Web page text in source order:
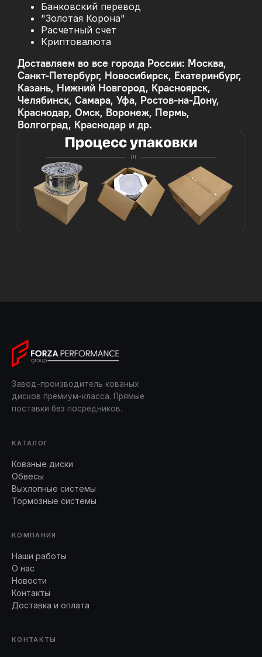
Банковский перевод
"Золотая Корона"
Расчетный счет
Криптовалюта
Доставляем во все города России: Москва,
Санкт-Петербург, Новосибирск, Екатеринбург,
Казань, Нижний Новгород, Красноярск,
Челябинск, Самара, Уфа, Ростов-на-Дону,
Краснодар, Омск, Воронеж, Пермь,
Волгоград, Краснодар и др.
Завод-производитель кованых
дисков премиум-класса. Прямые
поставки без посредников.
КАТАЛОГ
Кованые диски
Обвесы
Выхлопные системы
Тормозные системы
КОМПАНИЯ
Наши работы
О нас
Новости
Контакты
Доставка и оплата
КОНТАКТЫ